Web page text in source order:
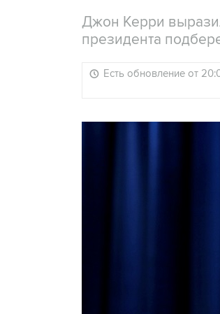
Джон Керри
президента
Есть обновление от